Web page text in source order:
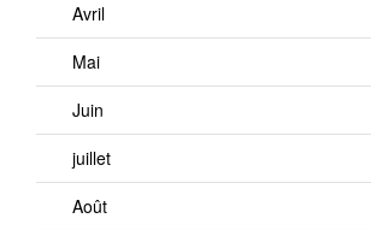
Avril
Mai
Juin
juillet
Août